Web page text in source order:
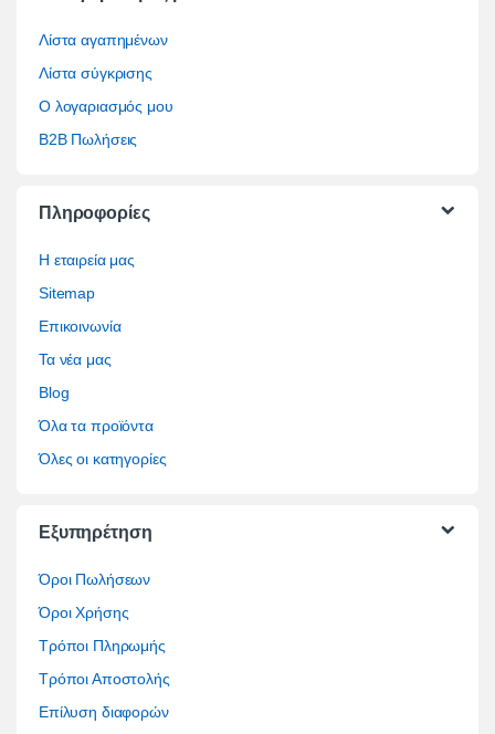
Λίστα αγαπημένων
Λίστα σύγκρισης
Ο λογαριασμός μου
B2B Πωλήσεις
Πληροφορίες
Η εταιρεία μας
Sitemap
Επικοινωνία
Τα νέα μας
Blog
Όλα τα προϊόντα
Όλες οι κατηγορίες
Εξυπηρέτηση
Όροι Πωλήσεων
Όροι Χρήσης
Τρόποι Πληρωμής
Τρόποι Αποστολής
Επίλυση διαφορών